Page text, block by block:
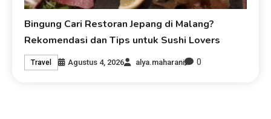
Bingung Cari Restoran Jepang di Malang?
Rekomendasi dan Tips untuk Sushi Lovers
Travel Agustus 4, 2026 alya.maharani 0